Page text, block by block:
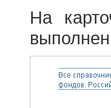
На